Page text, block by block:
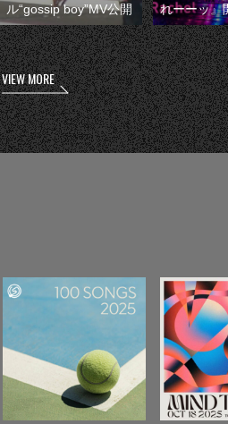
ル“gossip boy”MV公開
れーーッ』
VIEW MORE